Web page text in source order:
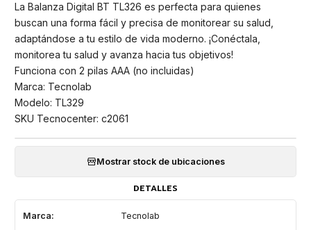
La Balanza Digital BT TL326 es perfecta para quienes
buscan una forma fácil y precisa de monitorear su salud,
adaptándose a tu estilo de vida moderno. ¡Conéctala,
monitorea tu salud y avanza hacia tus objetivos!
Funciona con 2 pilas AAA (no incluidas)
Marca: Tecnolab
Modelo: TL329
SKU Tecnocenter: c2061
Mostrar stock de ubicaciones
DETALLES
Marca: Tecnolab